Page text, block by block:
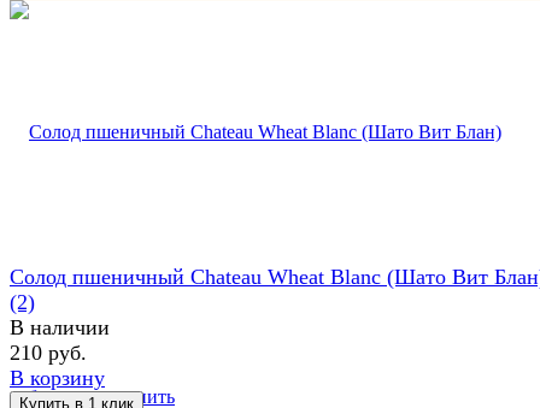
избранное сравнить
Солод пшеничный Chateau Wheat Blanc (Шато Вит
(2)
В наличии
210 руб.
В корзину